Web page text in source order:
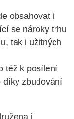
obsahovat i
se nároky trhu
tak i užitných
též k posílení
díky zbudování
i